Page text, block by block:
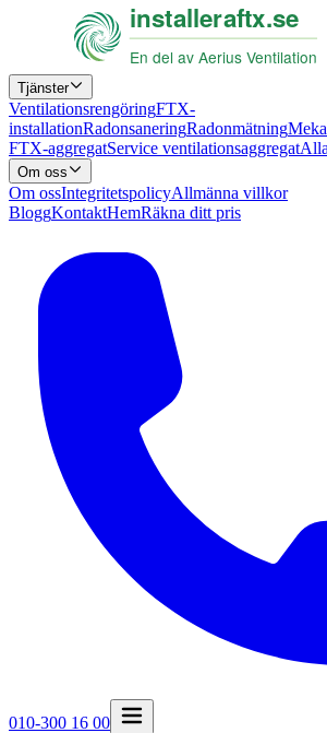
Tjänster
VentilationsrengöringFTX-
installationRadonsaneringRadonmätning
FTX-aggregatService ventilationsaggregat
Om oss
Om ossIntegritetspolicyAllmänna villkor
BloggKontaktHemRäkna ditt pris
010-300 16 00